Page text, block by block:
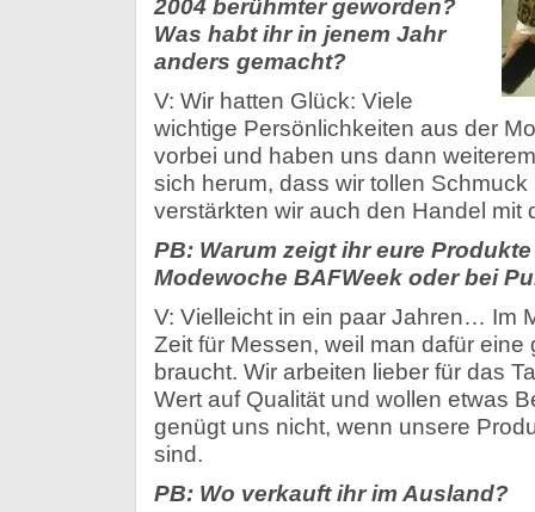
2004 berühmter geworden?
Was habt ihr in jenem Jahr
anders gemacht?
V: Wir hatten Glück: Viele
wichtige Persönlichkeiten aus der
vorbei und haben uns dann
sich herum, dass wir tollen
verstärkten wir auch den Handel mit
PB: Warum zeigt ihr eure
Modewoche BAFWeek oder bei
V: Vielleicht in ein paar Jahren… Im
Zeit für Messen, weil man dafür eine
braucht. Wir arbeiten lieber für das
Wert auf Qualität und wollen etwas
genügt uns nicht, wenn unsere
sind.
PB: Wo verkauft ihr im Ausland?